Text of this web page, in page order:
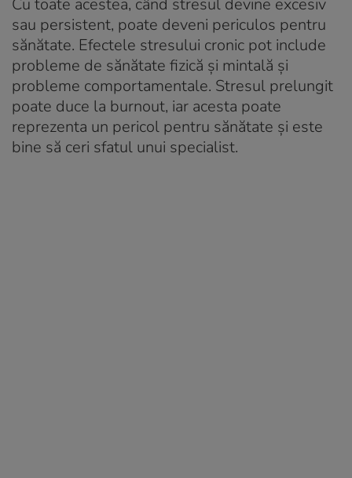
sau persistent, poate deveni periculos pentru
sănătate. Efectele stresului cronic pot include
probleme de sănătate fizică și mintală și
probleme comportamentale. Stresul prelungit
poate duce la burnout, iar acesta poate
reprezenta un pericol pentru sănătate și este
bine să ceri sfatul unui specialist.